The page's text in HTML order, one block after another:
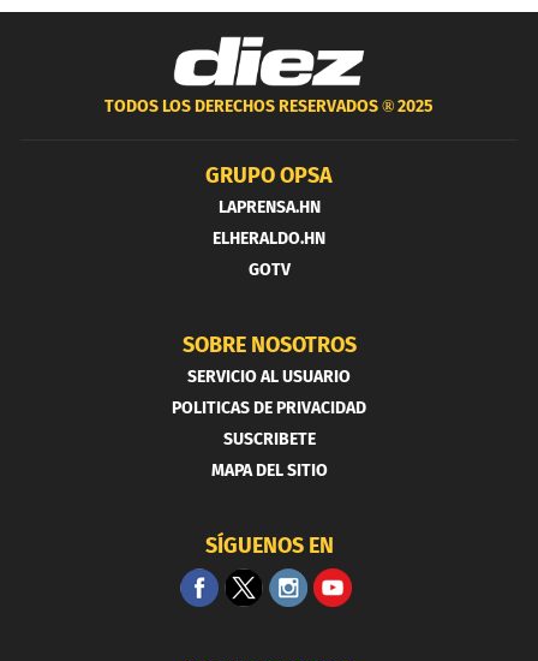
TODOS LOS DERECHOS RESERVADOS ®2025
GRUPO OPSA
LAPRENSA.HN
ELHERALDO.HN
GOTV
SOBRE NOSOTROS
SERVICIO AL USUARIO
POLITICAS DE PRIVACIDAD
SUSCRIBETE
MAPA DEL SITIO
SÍGUENOS EN